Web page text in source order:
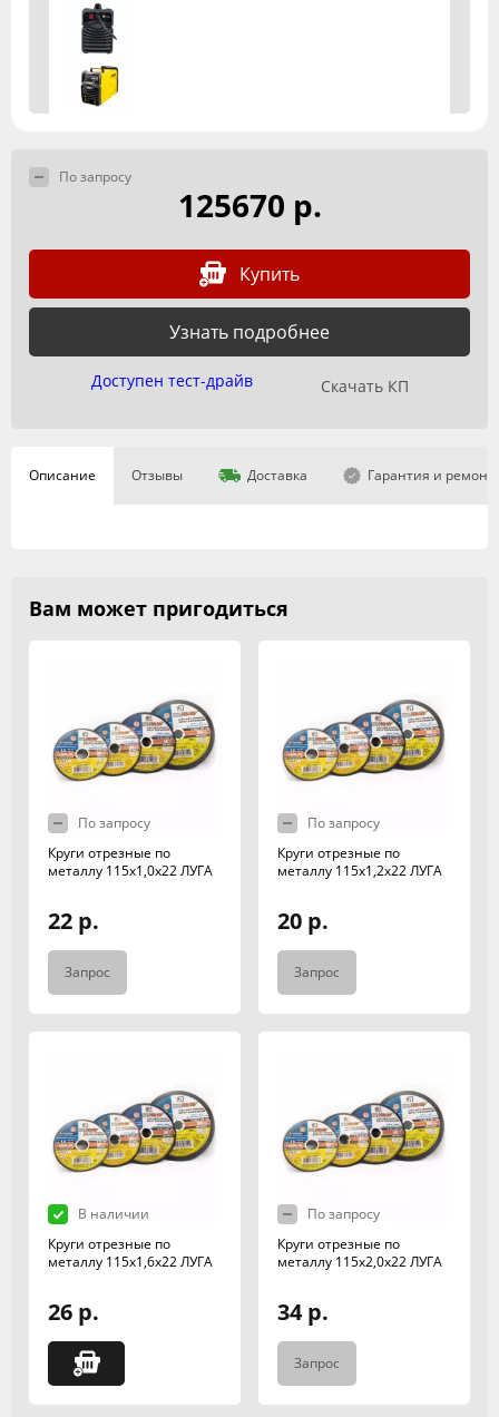
По запросу
125670 р.
Купить
Узнать подробнее
Доступен тест-драйв Скачать КП
Описание Отзывы Доставка Гарантия и ремонт
Вам может пригодиться
По запросу
Круги отрезные по
металлу 115х1,0х22 ЛУГА
22 р.
Запрос
По запросу
Круги отрезные по
металлу 115х1,2х22 ЛУГА
20 р.
Запрос
В наличии
Круги отрезные по
металлу 115х1,6х22 ЛУГА
26 р.
По запросу
Круги отрезные по
металлу 115х2,0х22 ЛУГА
34 р.
Запрос